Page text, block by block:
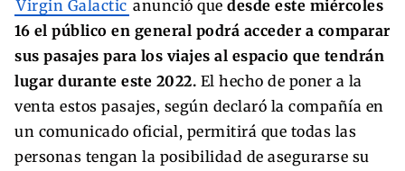
Virgin Galactic anunció que desde este miércoles
16 el público en general podrá acceder a comparar
sus pasajes para los viajes al espacio que tendrán
lugar durante este 2022. El hecho de poner a la
venta estos pasajes, según declaró la compañía en
un comunicado oficial, permitirá que todas las
personas tengan la posibilidad de asegurarse su